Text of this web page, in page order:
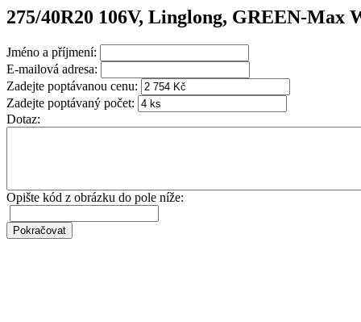
275/40R20 106V, Linglong, GREEN-Max
Jméno a příjmení:
E-mailová adresa:
Zadejte poptávanou cenu:
Zadejte poptávaný počet:
Dotaz:
Opište kód z obrázku do pole níže: